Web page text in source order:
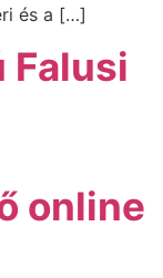
és a […]
Falusi
online